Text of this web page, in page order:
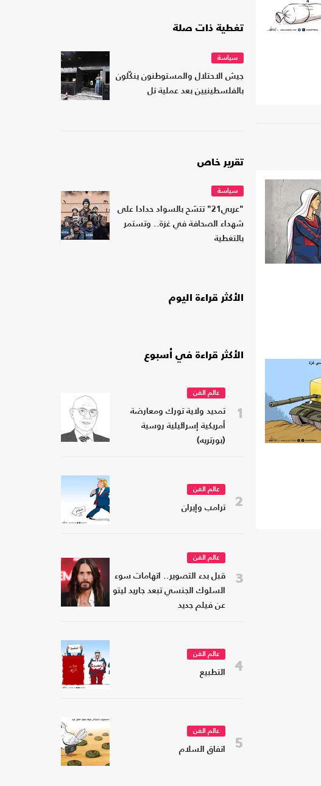
تغطية ذات صلة
سياسة
جيش الاحتلال والمستوطنون ينكّلون
بالفلسطينيين بعد عملية تل
تقرير خاص
سياسة
"عربي21" تتشح بالسواد حدادا على
شهداء الصحافة في غزة.. وتستمر
بالتغطية
الأكثر قراءة اليوم
الأكثر قراءة في أسبوع
1
عالم الفن
تمديد ولاية تورك ومعارضة
أمريكية إسرائيلية روسية
(بورتريه)
2
عالم الفن
ترامب وإيران
3
عالم الفن
قبل بدء التصوير.. اتهامات سوء
السلوك الجنسي تبعد جاريد ليتو
عن فيلم جديد
4
عالم الفن
التطبيع
5
عالم الفن
اتفاق السلام